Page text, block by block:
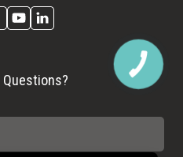
Questions?